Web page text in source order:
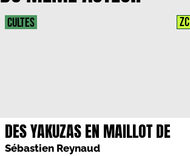
DES YAKUZAS EN MAILLOT DE
BAIN
Sébastien Reynaud
CULTES ZC